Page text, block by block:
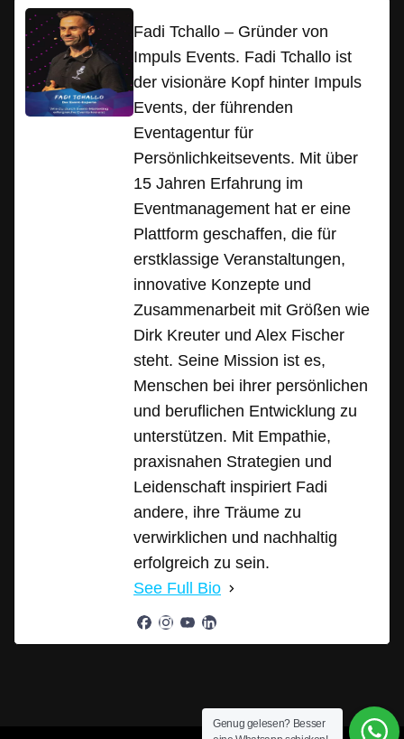
Fadi Tchallo – Gründer von
Impuls Events. Fadi Tchallo ist
der visionäre Kopf hinter Impuls
Events, der führenden
Eventagentur für
Persönlichkeitsevents. Mit über
15 Jahren Erfahrung im
Eventmanagement hat er eine
Plattform geschaffen, die für
erstklassige Veranstaltungen,
innovative Konzepte und
Zusammenarbeit mit Größen wie
Dirk Kreuter und Alex Fischer
steht. Seine Mission ist es,
Menschen bei ihrer persönlichen
und beruflichen Entwicklung zu
unterstützen. Mit Empathie,
praxisnahen Strategien und
Leidenschaft inspiriert Fadi
andere, ihre Träume zu
verwirklichen und nachhaltig
erfolgreich zu sein.
See Full Bio
Genug gelesen? Besser